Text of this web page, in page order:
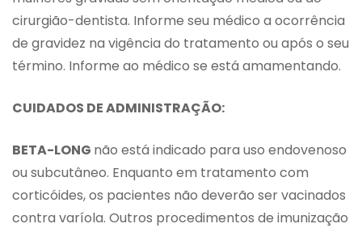
cirurgião-dentista. Informe seu médico a ocorrência
de gravidez na vigência do tratamento ou após o seu
término. Informe ao médico se está amamentando.
CUIDADOS DE ADMINISTRAÇÃO:
BETA-LONG não está indicado para uso endovenoso
ou subcutâneo. Enquanto em tratamento com
corticóides, os pacientes não deverão ser vacinados
contra varíola. Outros procedimentos de imunização